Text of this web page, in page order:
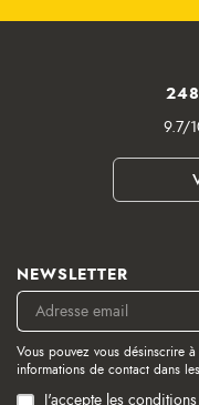
9.7/
NEWSLETTER
Vous pouvez vous désinscrire
informations de contact dans
J'accepte les